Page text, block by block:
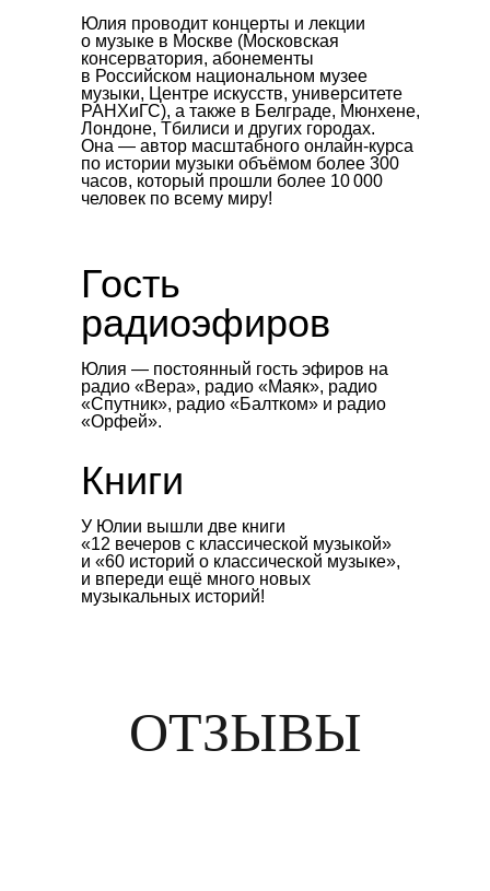
Юлия — постоянный гость эфиров на
радио «Вера», радио «Маяк», радио
«Спутник», радио «Балтком» и радио
«Орфей».
Гость
радиоэфиров
Юлия проводит концерты и лекции
о музыке в Москве (Московская
консерватория, абонементы
в Российском национальном музее
музыки, Центре искусств, университете
РАНХиГС), а также в Белграде, Мюнхене,
Лондоне, Тбилиси и других городах.
Она — автор масштабного онлайн-курса
по истории музыки объёмом более 300
часов, который прошли более 10 000
человек по всему миру!
У Юлии вышли две книги
«12 вечеров с классической музыкой»
и «60 историй о классической музыке»,
и впереди ещё много новых
музыкальных историй!
Книги
ОТЗЫВЫ